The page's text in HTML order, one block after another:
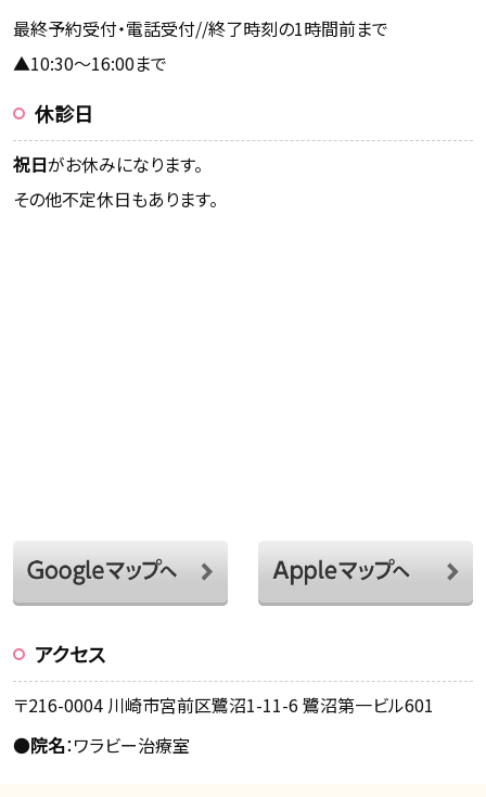
最終予約受付・電話受付//終了時刻の1時間前まで
▲10:30～16:00まで
休診日
祝日がお休みになります。
その他不定休日もあります。
アクセス
〒216-0004 川崎市宮前区鷺沼1-11-6 鷺沼第一ビル601
●院名：ワラビー治療室